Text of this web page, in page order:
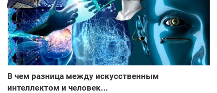
В чем разница между искусственным
интеллектом и человек...